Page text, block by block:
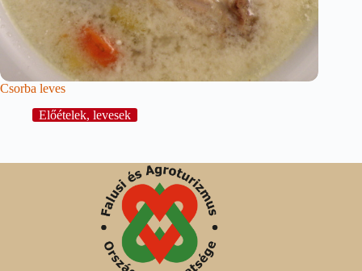
Csorba leves
Előételek, levesek